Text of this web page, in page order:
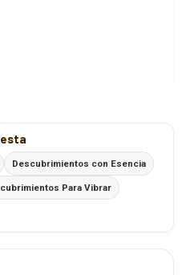
Descubrimientos con Esencia
Para Vibrar